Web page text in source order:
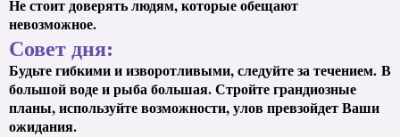
Не стоит доверять людям, которые обещают
невозможное.
Совет дня:
Будьте гибкими и изворотливыми, следуйте за течением. В
большой воде и рыба большая. Стройте грандиозные
планы, используйте возможности, улов превзойдет Ваши
ожидания.